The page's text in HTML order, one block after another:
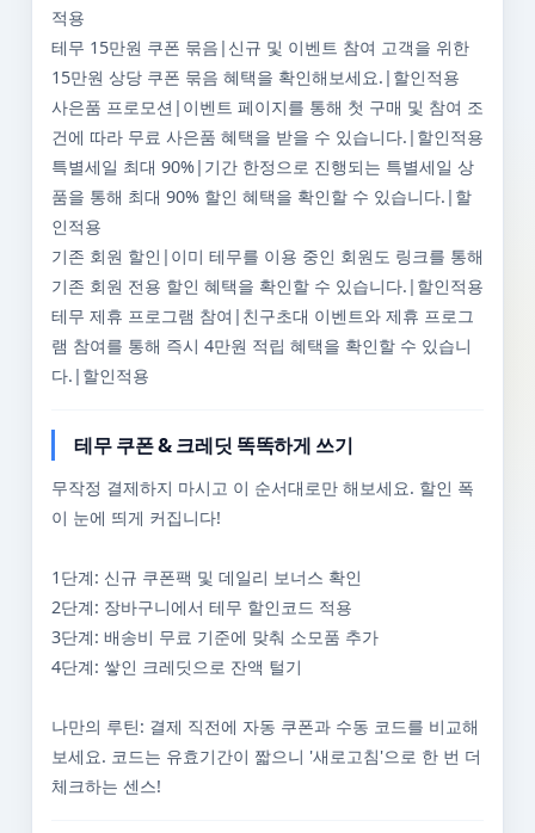
적용
테무 15만원 쿠폰 묶음|신규 및 이벤트 참여 고객을 위한
15만원 상당 쿠폰 묶음 혜택을 확인해보세요.|할인적용
사은품 프로모션|이벤트 페이지를 통해 첫 구매 및 참여 조
건에 따라 무료 사은품 혜택을 받을 수 있습니다.|할인적용
특별세일 최대 90%|기간 한정으로 진행되는 특별세일 상
품을 통해 최대 90% 할인 혜택을 확인할 수 있습니다.|할
인적용
기존 회원 할인|이미 테무를 이용 중인 회원도 링크를 통해
기존 회원 전용 할인 혜택을 확인할 수 있습니다.|할인적용
테무 제휴 프로그램 참여|친구초대 이벤트와 제휴 프로그
램 참여를 통해 즉시 4만원 적립 혜택을 확인할 수 있습니
다.|할인적용
테무 쿠폰 & 크레딧 똑똑하게 쓰기
무작정 결제하지 마시고 이 순서대로만 해보세요. 할인 폭
이 눈에 띄게 커집니다!
1단계: 신규 쿠폰팩 및 데일리 보너스 확인
2단계: 장바구니에서 테무 할인코드 적용
3단계: 배송비 무료 기준에 맞춰 소모품 추가
4단계: 쌓인 크레딧으로 잔액 털기
나만의 루틴: 결제 직전에 자동 쿠폰과 수동 코드를 비교해
보세요. 코드는 유효기간이 짧으니 '새로고침'으로 한 번 더
체크하는 센스!